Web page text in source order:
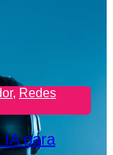
, Redes
IA para